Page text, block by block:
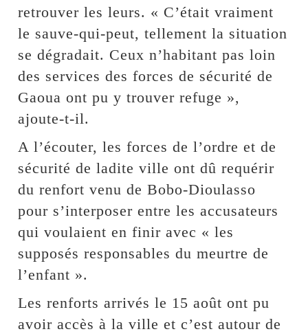
retrouver les leurs. « C’était vraiment
le sauve-qui-peut, tellement la situation
se dégradait. Ceux n’habitant pas loin
des services des forces de sécurité de
Gaoua ont pu y trouver refuge »,
ajoute-t-il.
A l’écouter, les forces de l’ordre et de
sécurité de ladite ville ont dû requérir
du renfort venu de Bobo-Dioulasso
pour s’interposer entre les accusateurs
qui voulaient en finir avec « les
supposés responsables du meurtre de
l’enfant ».
Les renforts arrivés le 15 août ont pu
avoir accès à la ville et c’est autour de